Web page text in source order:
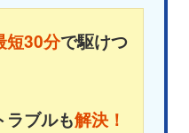
短30分で駆けつ
ラブルも解決！